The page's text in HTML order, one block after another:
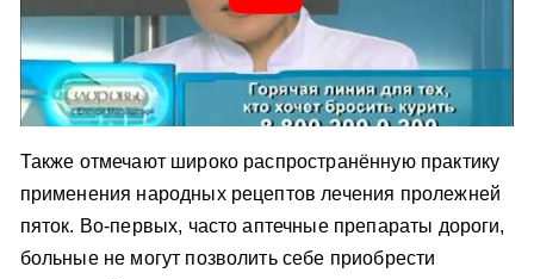
Также отмечают широко распространённую практику
применения народных рецептов лечения пролежней
пяток. Во-первых, часто аптечные препараты дороги,
больные не могут позволить себе приобрести